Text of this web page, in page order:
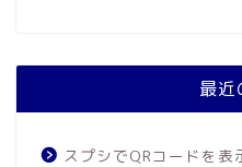
最近
スプシでQRコードを表